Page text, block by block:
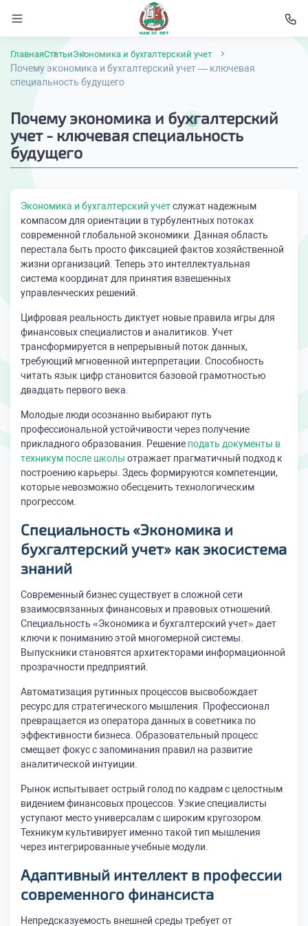
ГлавнаяСтатьиЭкономика и бухгалтерский учет
Почему экономика и бухгалтерский учет — ключевая
специальность будущего
Почему экономика и бухгалтерский
учет - ключевая специальность
будущего
Экономика и бухгалтерский учетслужат надежным
компасом для ориентации в турбулентных потоках
современной глобальной экономики. Данная область
перестала быть просто фиксацией фактов хозяйственной
жизни организаций. Теперь это интеллектуальная
система координат для принятия взвешенных
управленческих решений.
Цифровая реальность диктует новые правила игры для
финансовых специалистов и аналитиков. Учет
трансформируется в непрерывный поток данных,
требующий мгновенной интерпретации. Способность
читать язык цифр становится базовой грамотностью
двадцать первого века.
Молодые люди осознанно выбирают путь
профессиональной устойчивости через получение
прикладного образования. Решение подать документы в
техникум после школы отражает прагматичный подход к
построению карьеры. Здесь формируются компетенции,
которые невозможно обесценить технологическим
прогрессом.
Специальность «Экономика и
бухгалтерский учет» как экосистема
знаний
Современный бизнес существует в сложной сети
взаимосвязанных финансовых и правовых отношений.
Специальность «Экономика и бухгалтерский учет» дает
ключи к пониманию этой многомерной системы.
Выпускники становятся архитекторами информационной
прозрачности предприятий.
Автоматизация рутинных процессов высвобождает
ресурс для стратегического мышления. Профессионал
превращается из оператора данных в советника по
эффективности бизнеса. Образовательный процесс
смещает фокус с запоминания правил на развитие
аналитической интуиции.
Рынок испытывает острый голод по кадрам с целостным
видением финансовых процессов. Узкие специалисты
уступают место универсалам с широким кругозором.
Техникум культивирует именно такой тип мышления
через интегрированные учебные модули.
Адаптивный интеллект в профессии
современного финансиста
Непредсказуемость внешней среды требует от